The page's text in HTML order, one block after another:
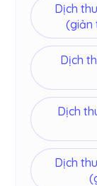
Dịch
(giản
Dịch
Dịch
Dịch